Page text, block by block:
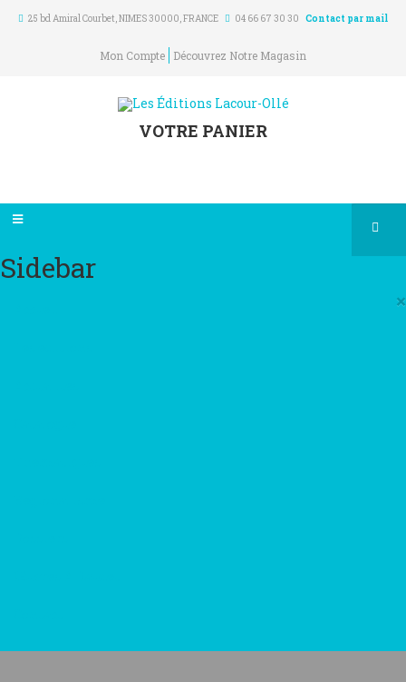
25 bd Amiral Courbet, NIMES30000,FRANCE 04 66 67 30 30 Contact par mail
Mon Compte Découvrez Notre Magasin
VOTRE PANIER
Sidebar
×